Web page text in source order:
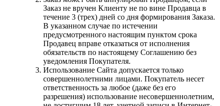
Заказ не вручен Клиенту не по вине Продавца в
течение 3 (трех) дней со дня формирования Заказа.
В указанном случае по истечении
предусмотренного настоящим пунктом срока
Продавец вправе отказаться от исполнения
обязательств по настоящему Соглашению без
уведомления Покупателя.
Использование Сайта допускается только
совершеннолетними лицами. Покупатель несет
ответственность за любое (даже без его
разрешения) использование несовершеннолетним,